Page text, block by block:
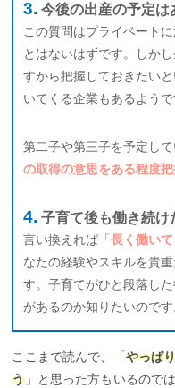
今後の出産の予定は
この質問はプライベート
とはないはずです。しか
すから把握しておきたい
いてくる企業もあるようで
第二子や第三子を予定して
の取得の意思をある程度
子育て後も働き続け
言い換えれば「 長く働い
なたの経験やスキルを貴
す。子育てがひと段落し
があるのか知りたいのです
ここまで読んで、「 やっぱ
う」と思った方もいるので